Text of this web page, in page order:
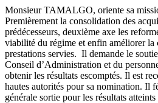
Monsieur TAMALGO, oriente sa
Premièrement la consolidation des
prédécesseurs, deuxième axe les
viabilité du régime et enfin améliorer la
prestations servies. Il demande le
Conseil d’Administration et du
obtenir les résultats escomptés. Il est
hautes autorités pour sa nomination. Il
générale sortie pour les résultats